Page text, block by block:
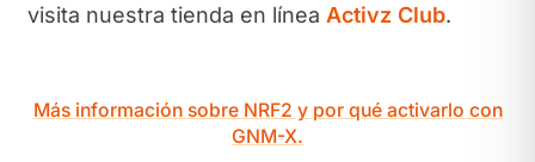
visita nuestra tienda en línea Activz Club.
Más información sobre NRF2 y por qué activarlo con
GNM-X.